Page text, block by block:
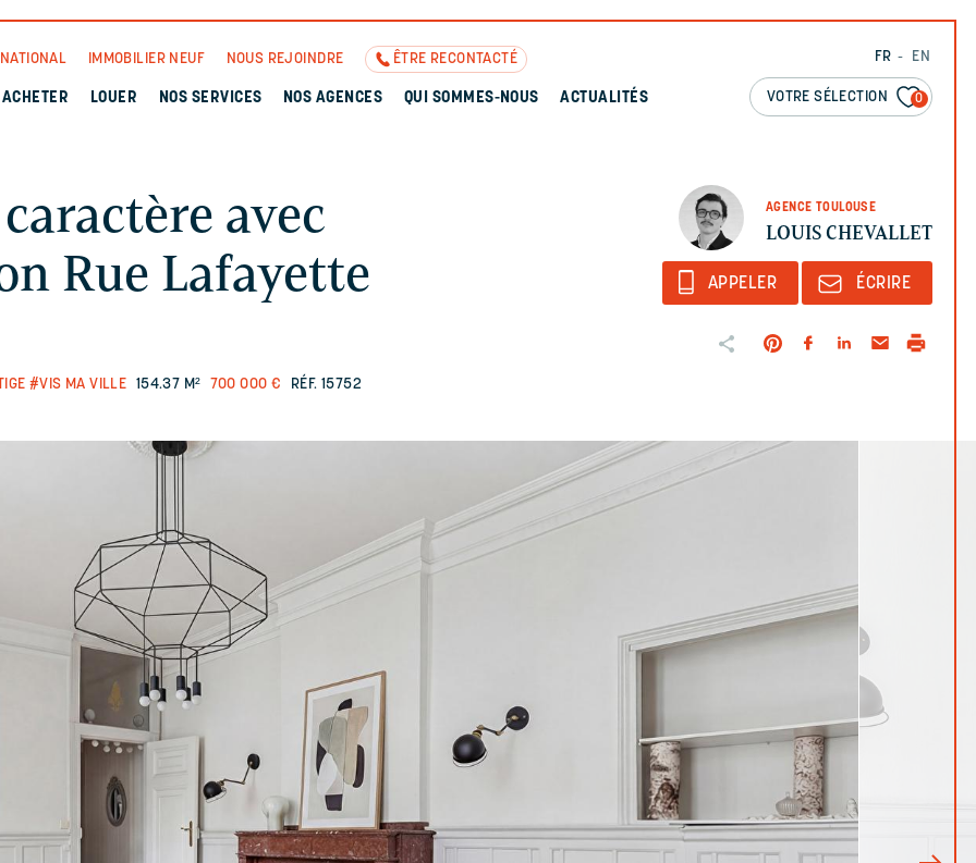
FR EN
VOTRE SÉLECTION 0
IMMOBILIER NEUF NOUS REJOINDRE ÊTRE RECONTACTÉ
ACHETER LOUER NOS SERVICES NOS AGENCES QUI SOMMES-NOUS ACTUALITÉS
AGENCE TOULOUSE
LOUIS CHEVALLET
avec
Rue Lafayette
#VIS MA VILLE 154.37 M² 700 000 € RÉF. 15752
APPELER ÉCRIRE